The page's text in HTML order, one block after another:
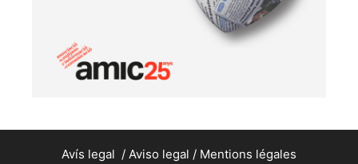
Avís legal / Aviso legal / Mentions légales